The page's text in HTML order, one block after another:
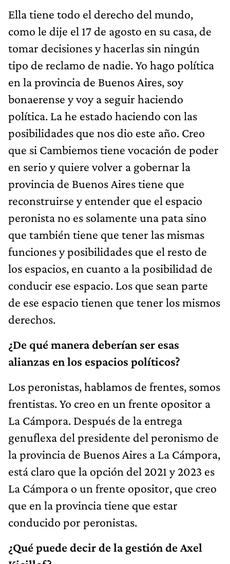
Ella tiene todo el derecho del mundo,
como le dije el 17 de agosto en su casa, de
tomar decisiones y hacerlas sin ningún
tipo de reclamo de nadie. Yo hago política
en la provincia de Buenos Aires, soy
bonaerense y voy a seguir haciendo
política. La he estado haciendo con las
posibilidades que nos dio este año. Creo
que si Cambiemos tiene vocación de poder
en serio y quiere volver a gobernar la
provincia de Buenos Aires tiene que
reconstruirse y entender que el espacio
peronista no es solamente una pata sino
que también tiene que tener las mismas
funciones y posibilidades que el resto de
los espacios, en cuanto a la posibilidad de
conducir ese espacio. Los que sean parte
de ese espacio tienen que tener los mismos
derechos.
¿De qué manera deberían ser esas
alianzas en los espacios políticos?
Los peronistas, hablamos de frentes, somos
frentistas. Yo creo en un frente opositor a
La Cámpora. Después de la entrega
genuflexa del presidente del peronismo de
la provincia de Buenos Aires a La Cámpora,
está claro que la opción del 2021 y 2023 es
La Cámpora o un frente opositor, que creo
que en la provincia tiene que estar
conducido por peronistas.
¿Qué puede decir de la gestión de Axel